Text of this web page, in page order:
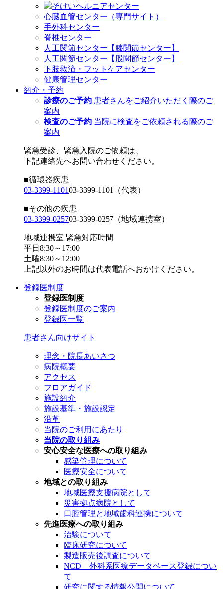
そけいヘルニアセンター
心臓血管センター（専門サイト）
手外科センター
脊椎センター
人工関節センター【膝関節センター】
人工関節センター【股関節センター】
下肢救済・フットケアセンター
健康管理センター
紹介・予約
診療のご予約 患者さんをご紹介いただく際のご
案内
検査のご予約 当院に検査をご依頼される際のご
案内
緊急受診、緊急入院のご依頼は、
下記連絡先へお問い合わせください。
■循環器疾患
03-3399-110103-3399-1101 （代表）
■その他の疾患
03-3399-025703-3399-0257 （地域連携室）
地域連携室 緊急対応時間
平日8:30～17:00
土曜8:30～12:00
上記以外のお時間は代表電話へおかけください。
登録医制度
登録医制度
登録医制度のご案内
登録医一覧
患者さん向けサイト
理念・院長あいさつ
病院概要
アクセス
フロアガイド
施設紹介
施設基準・施設認定
沿革
当院のご利用にあたり
当院の取り組み
安心安全な医療への取り組み
感染管理について
医療安全について
地域との取り組み
地域医療支援病院として
災害拠点病院として
口腔管理と地域歯科連携について
先進医療への取り組み
治験について
臨床研究について
製造販売後調査について
NCD 外科系医療データベース登録につい
て
研究に関する情報公開について